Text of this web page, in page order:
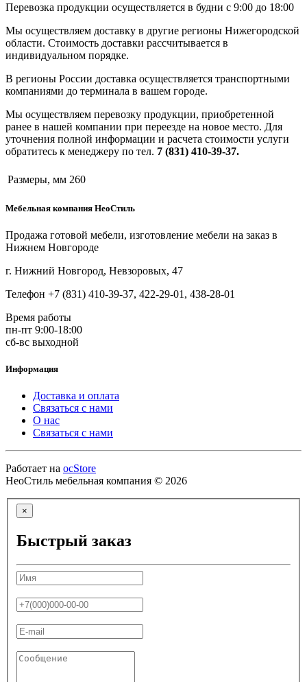
Перевозка продукции осуществляется в будни с 9:00 до 18:00
Мы осуществляем доставку в другие регионы Нижегородской
области. Стоимость доставки рассчитывается в
индивидуальном порядке.
В регионы России доставка осуществляется транспортными
компаниями до терминала в вашем городе.
Мы осуществляем перевозку продукции, приобретенной
ранее в нашей компании при переезде на новое место. Для
уточнения полной информации и расчета стоимости услуги
обратитесь к менеджеру по тел. 7 (831) 410-39-37.
Размеры, мм 260
Мебельная компания НеоСтиль
Продажа готовой мебели, изготовление мебели на заказ в
Нижнем Новгороде
г. Нижний Новгород, Невзоровых, 47
Телефон +7 (831) 410-39-37, 422-29-01, 438-28-01
Время работы
пн-пт 9:00-18:00
сб-вс выходной
Информация
Доставка и оплата
Связаться с нами
О нас
Связаться с нами
Работает на ocStore
НеоСтиль мебельная компания © 2026
×
Быстрый заказ